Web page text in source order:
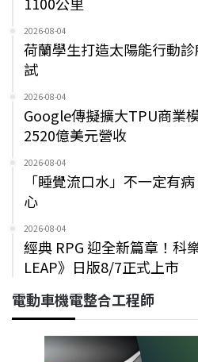
2026-08-04
荷蘭學生打造太陽能行動
試
2026-08-04
Google傳擬擴大TPU商業
2520億美元營收
2026-08-04
「睡覺流口水」不一定有
心
2026-08-04
經典 RPG 迎全新篇章！科
LEAP》日版8/7正式上市
電動車機電整合工程師